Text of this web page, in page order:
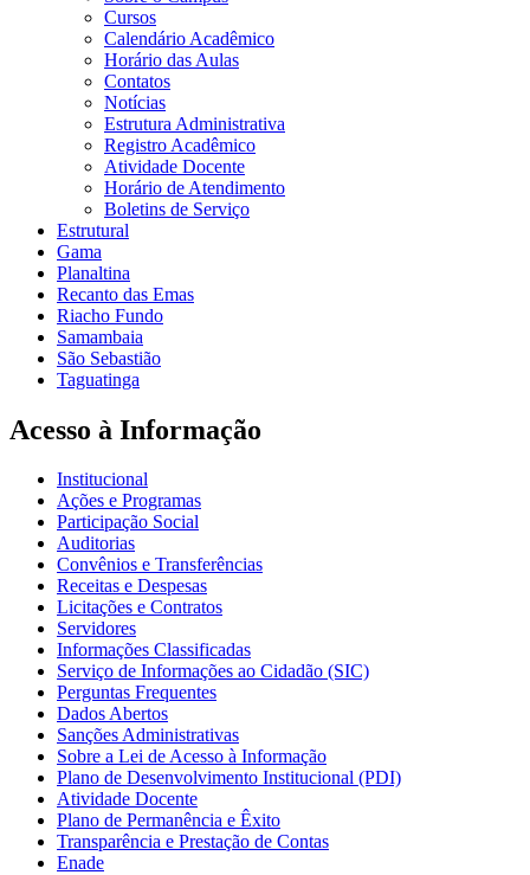
Cursos
Calendário Acadêmico
Horário das Aulas
Contatos
Notícias
Estrutura Administrativa
Registro Acadêmico
Atividade Docente
Horário de Atendimento
Boletins de Serviço
Estrutural
Gama
Planaltina
Recanto das Emas
Riacho Fundo
Samambaia
São Sebastião
Taguatinga
Acesso à Informação
Institucional
Ações e Programas
Participação Social
Auditorias
Convênios e Transferências
Receitas e Despesas
Licitações e Contratos
Servidores
Informações Classificadas
Serviço de Informações ao Cidadão (SIC)
Perguntas Frequentes
Dados Abertos
Sanções Administrativas
Sobre a Lei de Acesso à Informação
Plano de Desenvolvimento Institucional (PDI)
Atividade Docente
Plano de Permanência e Êxito
Transparência e Prestação de Contas
Enade